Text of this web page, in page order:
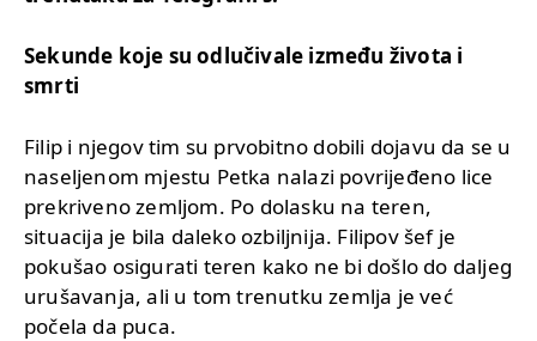
Sekunde koje su odlučivale između života i
smrti
Filip i njegov tim su prvobitno dobili dojavu da se u
naseljenom mjestu Petka nalazi povrijeđeno lice
prekriveno zemljom. Po dolasku na teren,
situacija je bila daleko ozbiljnija. Filipov šef je
pokušao osigurati teren kako ne bi došlo do daljeg
urušavanja, ali u tom trenutku zemlja je već
počela da puca.